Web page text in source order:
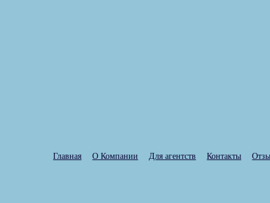
Главная О Компании Для агентств Контакты